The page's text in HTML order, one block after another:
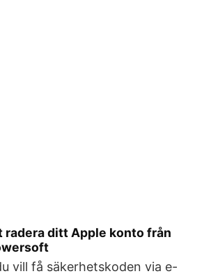
radera ditt Apple konto från
vill få säkerhetskoden via e-